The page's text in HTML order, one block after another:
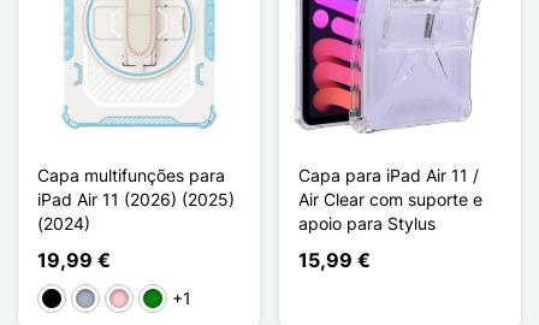
Capa multifunções para
iPad Air 11 (2026) (2025)
(2024)
19,99 €
PretoCinzento
RosaVerde
+1
Capa para iPad Air 11 /
Air Clear com suporte e
apoio para Stylus
15,99 €